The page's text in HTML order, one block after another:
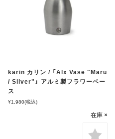
karin カリン / 「Alx Vase "Maru
/ Silver"」 アルミ製フラワーベー
ス
¥1,980(税込)
在庫 ×